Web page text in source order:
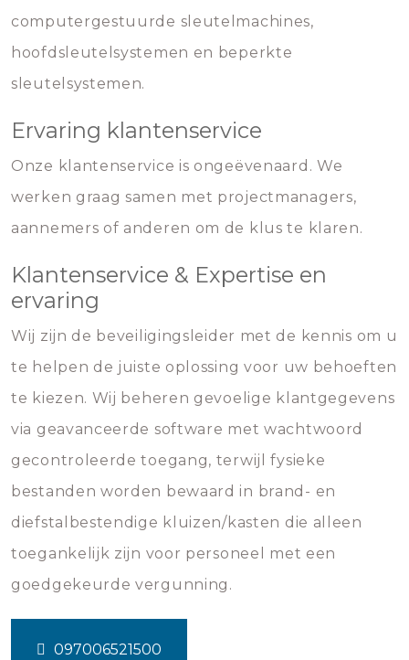
computergestuurde sleutelmachines,
hoofdsleutelsystemen en beperkte
sleutelsystemen.
Ervaring klantenservice
Onze klantenservice is ongeëvenaard. We
werken graag samen met projectmanagers,
aannemers of anderen om de klus te klaren.
Klantenservice & Expertise en
ervaring
Wij zijn de beveiligingsleider met de kennis om u
te helpen de juiste oplossing voor uw behoeften
te kiezen. Wij beheren gevoelige klantgegevens
via geavanceerde software met wachtwoord
gecontroleerde toegang, terwijl fysieke
bestanden worden bewaard in brand- en
diefstalbestendige kluizen/kasten die alleen
toegankelijk zijn voor personeel met een
goedgekeurde vergunning.
097006521500